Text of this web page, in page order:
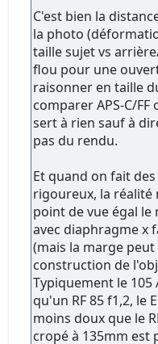
C'est bien la
la photo
taille sujet vs
flou pour une
raisonner en taille
comparer APS-C/
sert à rien sauf à
pas du rendu.
Et quand on fait
rigoureux, la réalité
point de vue égal
avec diaphragme x
(mais la marge
construction de
Typiquement le
qu'un RF 85 f1,2, le
moins doux que le
cropé à 135mm est